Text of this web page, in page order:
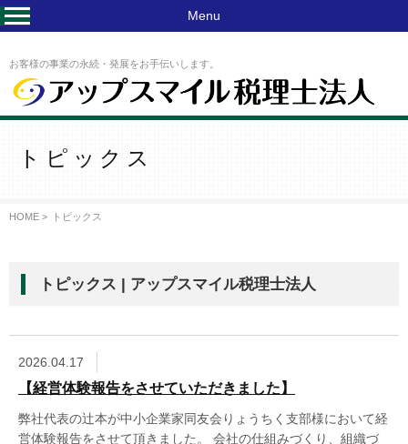
Y
お客様の事業の永続・発展をお手伝いします。
Menu
トピックス
HOME > トピックス
トピックス | アップスマイル税理士法人
2026.04.17
【経営体験報告をさせていただきました】
弊社代表の辻本が中小企業家同友会りょうちく支部様において経
営体験報告をさせて頂きました。 会社の仕組みづくり、組織づ